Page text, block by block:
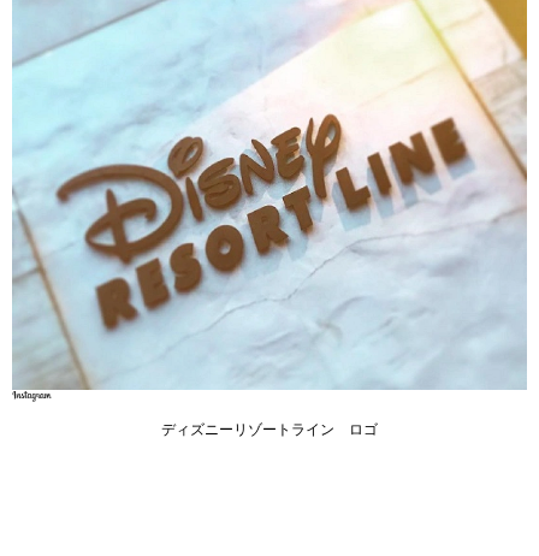
ディズニーリゾートライン ロゴ